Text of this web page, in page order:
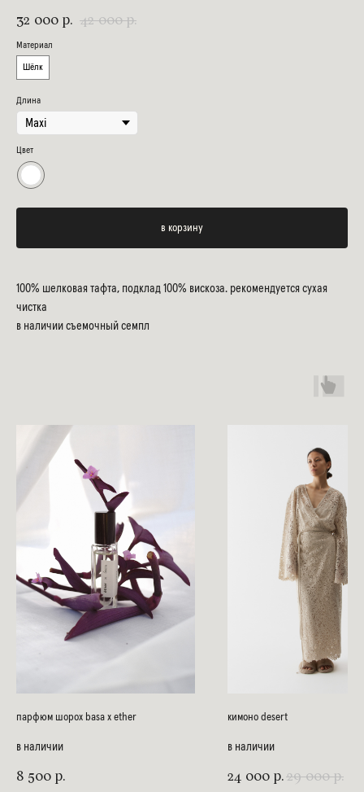
32 000 р. 42 000 р.
Материал
Шёлк
Длина
Цвет
в корзину
100% шелковая тафта, подклад 100% вискоза. рекомендуется сухая
чистка
в наличии съемочный семпл
парфюм шорох basa x ether
в наличии
8 500 р.
кимоно desert
в наличии
24 000 р.29 000 р.